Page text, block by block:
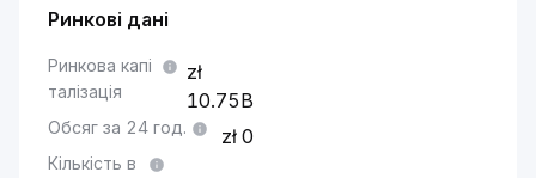
Ринкові дані
Ринкова капі
талізація
10.75B
Обсяг за 24 год. 0
Кількість в